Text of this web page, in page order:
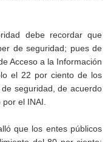
debe recordar que
de seguridad; pues de
Acceso a la Información
el 22 por ciento de los
seguridad, de acuerdo
el INAI.
que los entes públicos